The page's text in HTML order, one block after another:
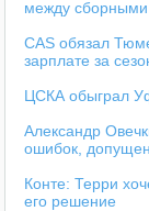
между
CAS обязал
зарплате за
ЦСКА обыграл
Александр
ошибок,
Конте: Терри
его решение